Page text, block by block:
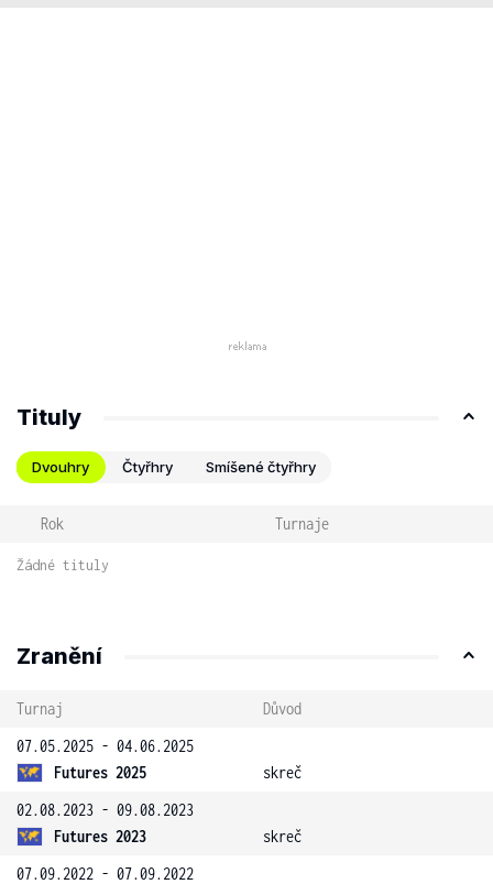
Tituly
Dvouhry Čtyřhry Smíšené čtyřhry
Rok Turnaje
Žádné tituly
Zranění
Turnaj
Důvod
07.05.2025 - 04.06.2025
Futures 2025
skreč
02.08.2023 - 09.08.2023
Futures 2023
skreč
07.09.2022 - 07.09.2022